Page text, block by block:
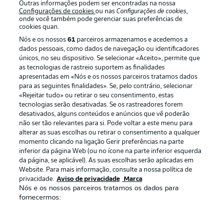
Publicidade Avisos legais
Aviso de privacidade
Termos de uso Emissoras
Trabalhe conosco Marca
Jogadores
Outras informações podem ser encontradas na nossa
Configurações de cookies ou nas Configurações de cookies,
onde você também pode gerenciar suas preferências de
cookies quan.
Nós e os nossos 61parceiros armazenamos e acedemos a
dados pessoais, como dados de navegação ou identificadores
únicos, no seu dispositivo. Se selecionar «Aceito», permite que
as tecnologias de rastreio suportem as finalidades
apresentadas em «Nós e os nossos parceiros tratamos dados
para as seguintes finalidades». Se, pelo contrário, selecionar
«Rejeitar tudo» ou retirar o seu consentimento, estas
tecnologias serão desativadas. Se os rastreadores forem
desativados, alguns conteúdos e anúncios que vê poderão
não ser tão relevantes para si. Pode voltar a este menu para
alterar as suas escolhas ou retirar o consentimento a qualquer
momento clicando na ligação Gerir preferências na parte
inferior da página Web (ou no ícone na parte inferior esquerda
da página, se aplicável). As suas escolhas serão aplicadas em
Website. Para mais informação, consulte a nossa política de
privacidade. Aviso de privacidade Marca
Nós e os nossos parceiros tratamos os dados para
fornecermos: